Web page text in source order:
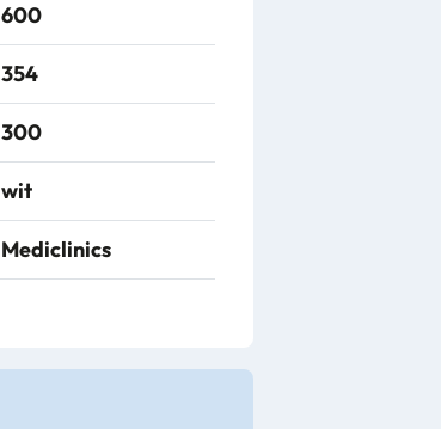
600
354
300
wit
Mediclinics